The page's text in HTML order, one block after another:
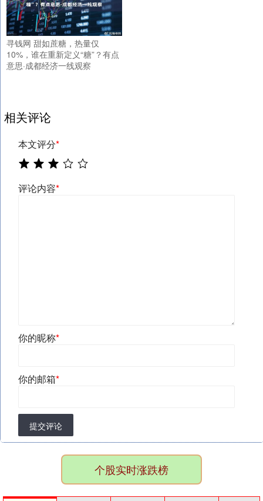
寻钱网 甜如蔗糖，热量仅
10%，谁在重新定义“糖”？有点
意思·成都经济一线观察
相关评论
本文评分*
评论内容*
你的昵称*
你的邮箱*
提交评论
个股实时涨跌榜